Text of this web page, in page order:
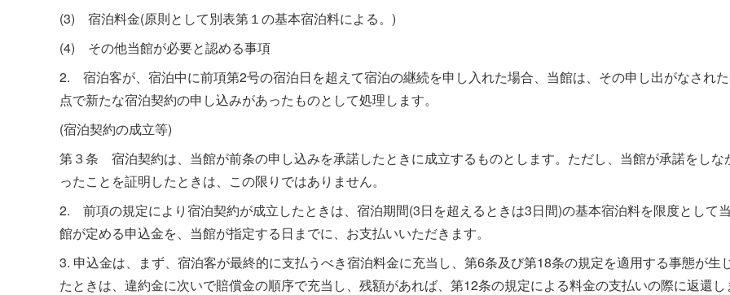
(3) 宿泊料金(原則として別表第１の基本宿泊料による。)
(4) その他当館が必要と認める事項
2. 宿泊客が、宿泊中に前項第2号の宿泊日を超えて宿泊の継続を申し入れた場合、当館は、その申し出がなされ
点で新たな宿泊契約の申し込みがあったものとして処理します。
(宿泊契約の成立等)
第３条 宿泊契約は、当館が前条の申し込みを承諾したときに成立するものとします。ただし、当館が承諾をしな
ったことを証明したときは、この限りではありません。
2. 前項の規定により宿泊契約が成立したときは、宿泊期間(3日を超えるときは3日間)の基本宿泊料を限度として当
館が定める申込金を、当館が指定する日までに、お支払いいただきます。
3. 申込金は、まず、宿泊客が最終的に支払うべき宿泊料金に充当し、第6条及び第18条の規定を適用する事態が生
たときは、違約金に次いで賠償金の順序で充当し、残額があれば、第12条の規定による料金の支払いの際に返還し